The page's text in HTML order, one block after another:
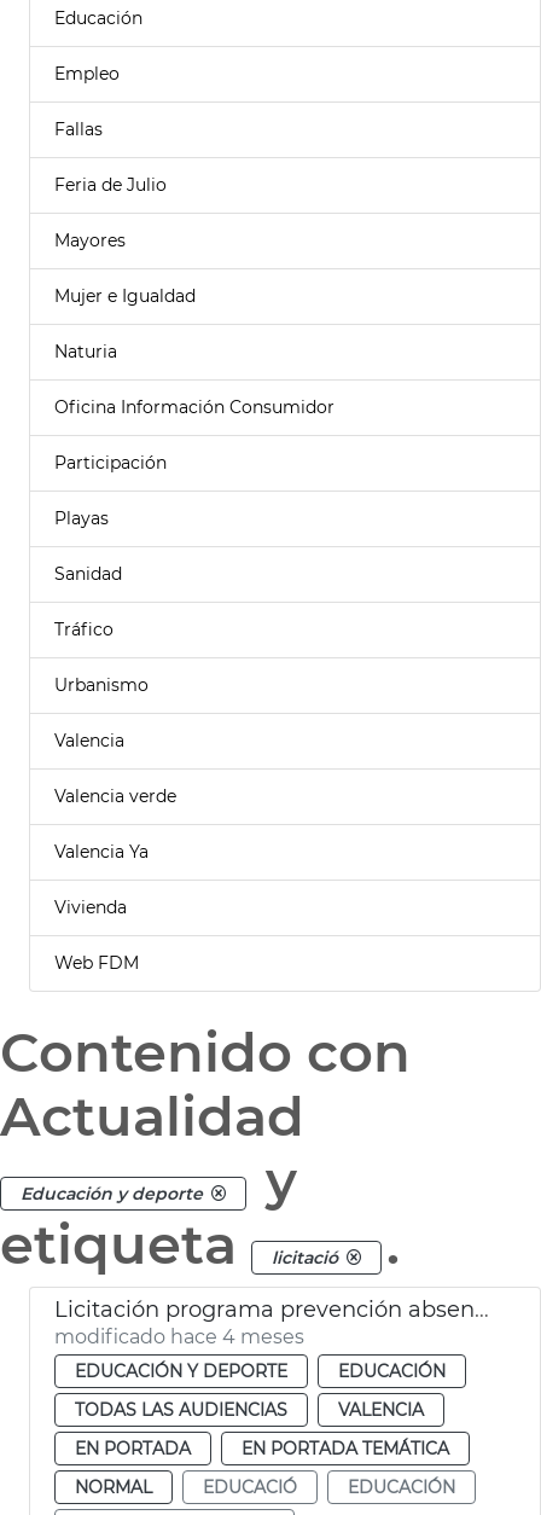
Educación
Empleo
Fallas
Feria de Julio
Mayores
Mujer e Igualdad
Naturia
Oficina Información Consumidor
Participación
Playas
Sanidad
Tráfico
Urbanismo
Valencia
Valencia verde
Valencia Ya
Vivienda
Web FDM
Contenido con
Actualidad
Educación y deporte
y
etiqueta
licitació .
Licitación programa prevención absentismo escolar Ayuntamiento València
modificado hace 4 meses
EDUCACIÓN Y DEPORTE
EDUCACIÓN
TODAS LAS AUDIENCIAS
VALENCIA
EN PORTADA
EN PORTADA TEMÁTICA
NORMAL
EDUCACIÓ
EDUCACIÓN